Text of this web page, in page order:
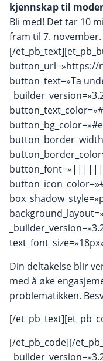
kjennskap til
Bli med! Det tar 10
fram til 7. november.
[/
button_url=»https://
button_text=»Ta
Din deltakelse blir
med å øke
problematikken.
[/
[/et_pb_code][/